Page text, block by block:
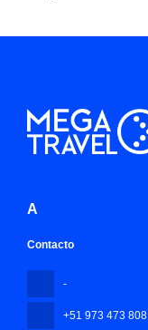
A
Contacto
-
+51 973 473 808